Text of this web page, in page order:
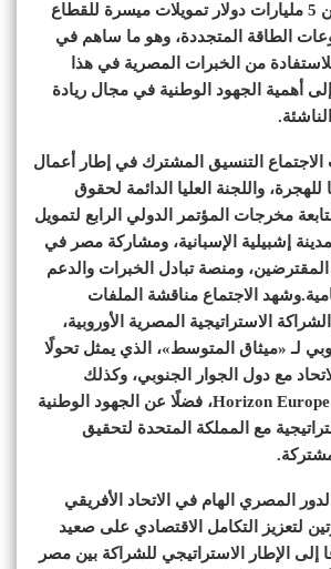
المناخ، حشد أكثر من 5 مليارات دولار تمويلات ميسرة للقطاع
الطاقة المتجددة، وهو ما ساهم في
من الخبرات المصرية في هذا
أهمية الجهود الوطنية في مجال ريادة
التنسيق المشترك في إطار أعمال
للهجرة، واللجنة العليا الدائمة لحقوق
مخرجات المؤتمر الدولي الرابع لتمويل
إشبيلية الإسبانية، ومشاركة مصر في
ومنصة تبادل الخبرات والدعم
الاجتماع مناقشة الملفات
الاستراتيجية المصرية الأوروبية،
لـ «ميثاق المتوسط»، الذي يمثل تحولًا
مع دول الجوار الجنوبي، وكذلك
التوقيع على برنامج Horizon Europe، فضلًا عن الجهود الوطنية
مع المملكة المتحدة لتحقيق
المصري الهام في الاتحاد الأفريقي
لتعزيز التكامل الاقتصادي على صعيد
إلى الإطار الاستراتيجي للشراكة بين مصر